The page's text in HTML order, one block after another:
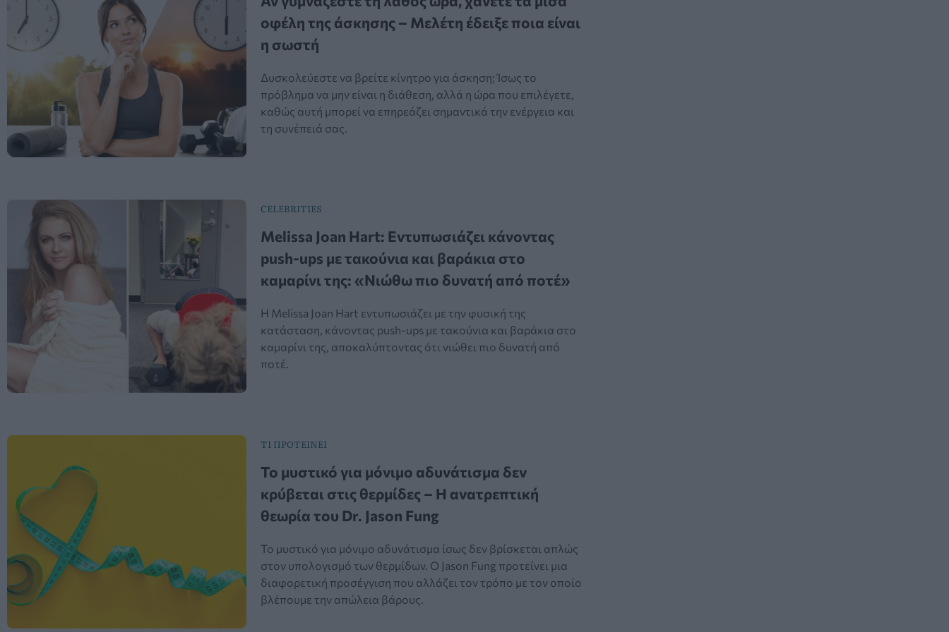
οφέλη της άσκησης – Μελέτη έδειξε ποια είναι
η σωστή
Δυσκολεύεστε να βρείτε κίνητρο για άσκηση; Ίσως το
πρόβλημα να μην είναι η διάθεση, αλλά η ώρα που επιλέγετε,
καθώς αυτή μπορεί να επηρεάζει σημαντικά την ενέργεια και
τη συνέπειά σας.
CELEBRITIES
Melissa Joan Hart: Εντυπωσιάζει κάνοντας
push-ups με τακούνια και βαράκια στο
καμαρίνι της: «Νιώθω πιο δυνατή από ποτέ»
Η Melissa Joan Hart εντυπωσιάζει με την φυσική της
κατάσταση, κάνοντας push-ups με τακούνια και βαράκια στο
καμαρίνι της, αποκαλύπτοντας ότι νιώθει πιο δυνατή από
ποτέ.
ΤΙ ΠΡΟΤΕΙΝΕΙ
Το μυστικό για μόνιμο αδυνάτισμα δεν
κρύβεται στις θερμίδες – Η ανατρεπτική
θεωρία του Dr. Jason Fung
Το μυστικό για μόνιμο αδυνάτισμα ίσως δεν βρίσκεται απλώς
στον υπολογισμό των θερμίδων. Ο Jason Fung προτείνει μια
διαφορετική προσέγγιση που αλλάζει τον τρόπο με τον οποίο
βλέπουμε την απώλεια βάρους.